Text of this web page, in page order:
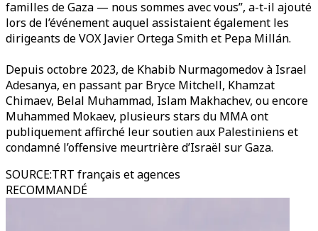
familles de Gaza — nous sommes avec vous”, a-t-il ajouté
lors de l’événement auquel assistaient également les
dirigeants de VOX Javier Ortega Smith et Pepa Millán.
Depuis octobre 2023, de Khabib Nurmagomedov à Israel
Adesanya, en passant par Bryce Mitchell, Khamzat
Chimaev, Belal Muhammad, Islam Makhachev, ou encore
Muhammed Mokaev, plusieurs stars du MMA ont
publiquement affirché leur soutien aux Palestiniens et
condamné l’offensive meurtrière d’Israël sur Gaza.
SOURCE:TRT français et agences
RECOMMANDÉ